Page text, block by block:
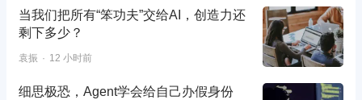
当我们把所有“笨功夫”交给AI，创造力还
剩下多少？
袁振 12 小时前
细思极恐，Agent学会给自己办假身份